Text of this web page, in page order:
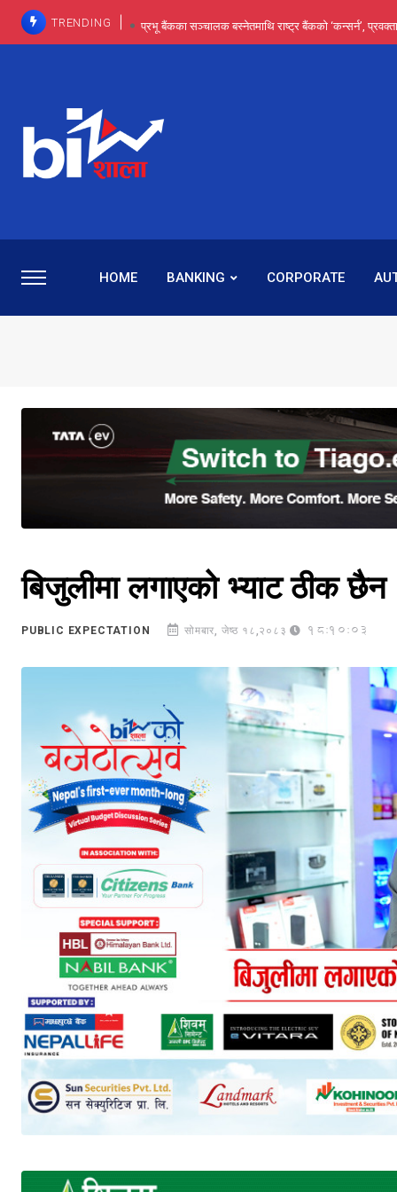
TRENDING प्रभू बैंकका सञ्चालक बस्नेतमाथि राष्ट्र बैंकको ‘कन्सर्न’,
HOME BANKING CORPORATE
बिजुलीमा लगाएको भ्याट ठीक
PUBLIC EXPECTATION सोमबार, जेष्ठ १८,२०८३ 18:10:03